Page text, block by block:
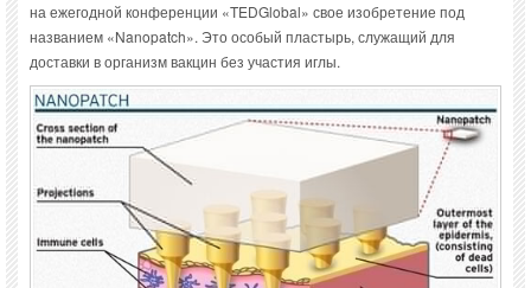
на ежегодной конференции «TEDGlobal» свое изобретение под
названием «Nanopatch». Это особый пластырь, служащий для
доставки в организм вакцин без участия иглы.